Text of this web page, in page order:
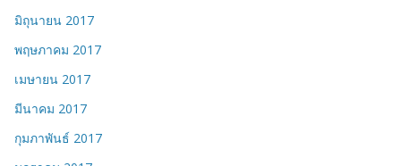
มิถุนายน 2017
พฤษภาคม 2017
เมษายน 2017
มีนาคม 2017
กุมภาพันธ์ 2017